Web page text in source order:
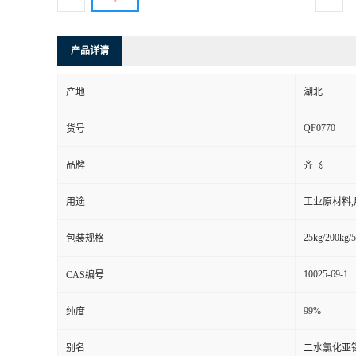
产品详请
产地 湖北
货号 QF0770
品牌 齐飞
用途 工业原材料
包装规格 25kg/200kg/
CAS编号 10025-69-1
纯度 99%
别名 二水氯化亚